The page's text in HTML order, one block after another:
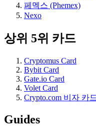
페멕스 (Phemex)
Nexo
상위 5위 카드
Cryptomus Card
Bybit Card
Gate.io Card
Volet Card
Crypto.com 비자 카
Guides